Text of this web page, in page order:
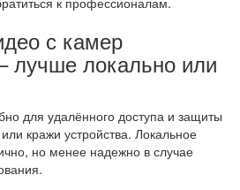
с камер
лучше локально или
для удалённого доступа и защиты
кражи устройства. Локальное
но менее надежно в случае